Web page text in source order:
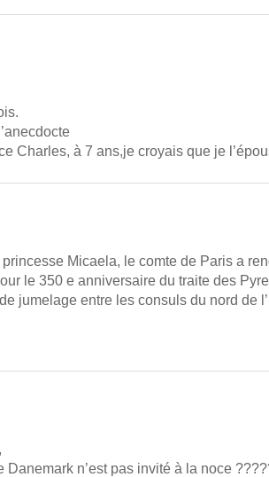
Charles, à 7 ans,je croyais que je
Micaela, le comte de Paris a
le 350 e anniversaire du traite des
jumelage entre les consuls du nord de
n’est pas invité à la noce